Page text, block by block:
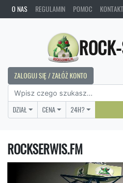
O NAS REGULAMIN POMOC KONTAKT
ZALOGUJ SIĘ / ZAŁÓŻ KONTO
DZIAŁ CENA 24H?
ROCKSERWIS.FM